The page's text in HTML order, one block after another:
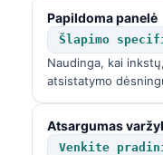
Papildoma panelė
Šlapimo
Naudinga, kai
atsistatymo
Atsargumas
Venkite